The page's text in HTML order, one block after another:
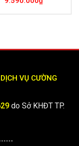
hiện
VỤ CƯỜNG
do Sở KHĐT TP.